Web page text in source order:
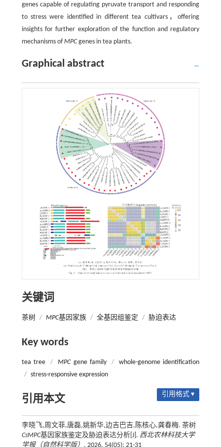
genes capable of regulating pyruvate transport and responding
to stress were identified in different tea cultivars，offering
insights for further exploration of the function and regulatory
mechanisms ofMPCgenes in tea plants.
Graphical abstract
关键词
茶树 / MPC基因家族 / 全基因组鉴定 / 胁迫表达
Key words
tea tree / MPCgene family /
whole-genome identification
/ stress-responsive expression
引用本文 引用格式 ▾
李晓飞,周文菲,唐磊,姚新华,边吉巴吉,陈核心,龚春梅. 茶树
CsMPC基因家族鉴定及胁迫表达分析[J]. 西北农林科技大学
学报（自然科学版） , 2026, 54(05): 21-31